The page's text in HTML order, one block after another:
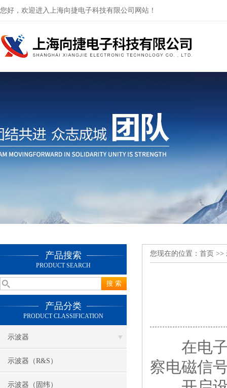
您好，欢迎进入上海向捷电子科技有限公司网站！
产品搜索
PRODUCT SEARCH
产品分类
PRODUCT CLASSIFICATION
示波器
示波器（R&S）
示波器（固纬）
您现在的位置： 首页 >>
在电子
察电磁信